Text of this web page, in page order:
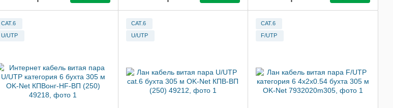
CAT.6
U/UTP
CAT.6
U/UTP
CAT.6
F/UTP